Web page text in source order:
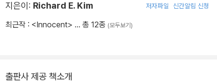
지은이: Richard E. Kim 저자파일 신간알림 신청
최근작 : <Innocent> … 총 12종 (모두보기)
출판사 제공 책소개